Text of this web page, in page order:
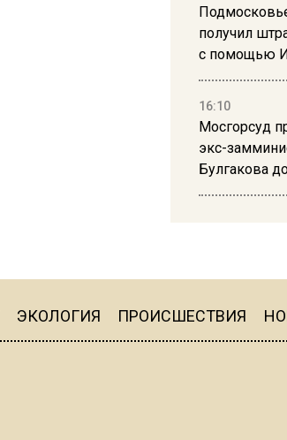
получил
с помощью
16:10
Мосгорсуд
экс-
Булгакова
16:19
ЭКОЛОГИЯ ПРОИСШЕСТВИЯ